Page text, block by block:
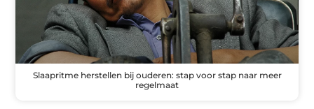
Slaapritme herstellen bij ouderen: stap voor stap naar meer
regelmaat